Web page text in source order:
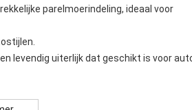
parelmoerindeling, ideaal voor
levendig uiterlijk dat geschikt is voor